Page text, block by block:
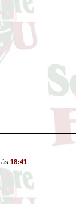
às 18:41